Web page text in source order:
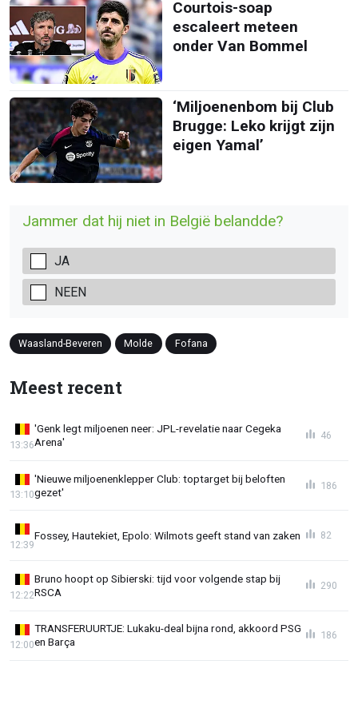
Courtois-soap
escaleert meteen
onder Van Bommel
‘Miljoenenbom bij Club
Brugge: Leko krijgt zijn
eigen Yamal’
Jammer dat hij niet in België belandde?
JA
NEEN
Waasland-Beveren Molde Fofana
Meest recent
'Genk legt miljoenen neer: JPL-revelatie naar Cegeka
Arena'
13:36
46
'Nieuwe miljoenenklepper Club: toptarget bij beloften
gezet'
13:10
186
Fossey, Hautekiet, Epolo: Wilmots geeft stand van zaken
12:39
82
Bruno hoopt op Sibierski: tijd voor volgende stap bij
RSCA
12:22
290
TRANSFERUURTJE: Lukaku-deal bijna rond, akkoord PSG
en Barça
12:00
186